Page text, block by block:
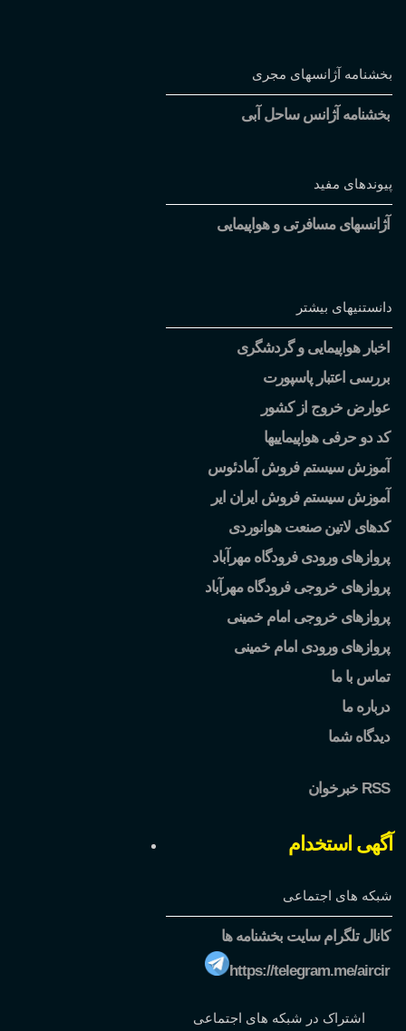
بخشنامه آژانسهای مجری
بخشنامه آژانس ساحل آبی
پیوندهای مفید
آژانسهای مسافرتی و هواپیمایی
دانستنیهای بیشتر
اخبار هواپیمایی و گردشگری
بررسی اعتبار پاسپورت
عوارض خروج از کشور
کد دو حرفی هواپیماییها
آموزش سیستم فروش آمادئوس
آموزش سیستم فروش ایران ایر
کدهای لاتین صنعت هوانوردی
پروازهای ورودی فرودگاه مهرآباد
پروازهای خروجی فرودگاه مهرآباد
پروازهای خروجی امام خمینی
پروازهای ورودی امام خمینی
تماس با ما
درباره ما
دیدگاه شما
خبرخوان RSS
آگهی استخدام
شبکه های اجتماعی
کانال تلگرام سایت بخشنامه ها
https://telegram.me/aircir
اشتراک در شبکه های اجتماعی